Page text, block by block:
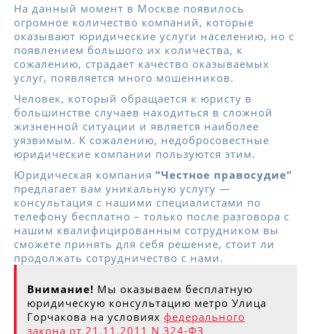
На данный момент в Москве появилось
огромное количество компаний, которые
оказывают юридические услуги населению, но с
появлением большого их количества, к
сожалению, страдает качество оказываемых
услуг, появляется много мошенников.
Человек, который обращается к юристу в
большинстве случаев находиться в сложной
жизненной ситуации и является наиболее
уязвимым. К сожалению, недобросовестные
юридические компании пользуются этим.
Юридическая компания “Честное правосудие”
предлагает вам уникальную услугу —
консультация с нашими специалистами по
телефону бесплатно – только после разговора с
нашим квалифицированным сотрудником вы
сможете принять для себя решение, стоит ли
продолжать сотрудничество с нами.
Внимание! Мы оказываем бесплатную
юридическую консультацию метро Улица
Горчакова на условиях федерального
закона от 21.11.2011 N 324-ФЗ